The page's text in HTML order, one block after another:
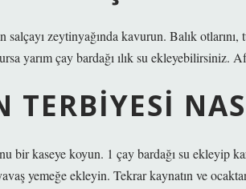
salçayı zeytinyağında kavurun. Balık
yarım çay bardağı ılık su ekleyebilirsiniz.
TERBIYESI
bir kaseye koyun. 1 çay bardağı su ekleyip
yemeğe ekleyin. Tekrar kaynatın ve